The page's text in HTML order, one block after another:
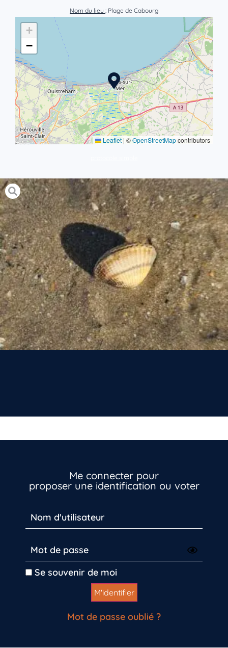
Nom du lieu : Plage de Cabourg
+
−
Leaflet | ©OpenStreetMapcontributors
Me connecter pour
proposer une identification ou voter
Se souvenir de moi
Mot de passe oublié ?